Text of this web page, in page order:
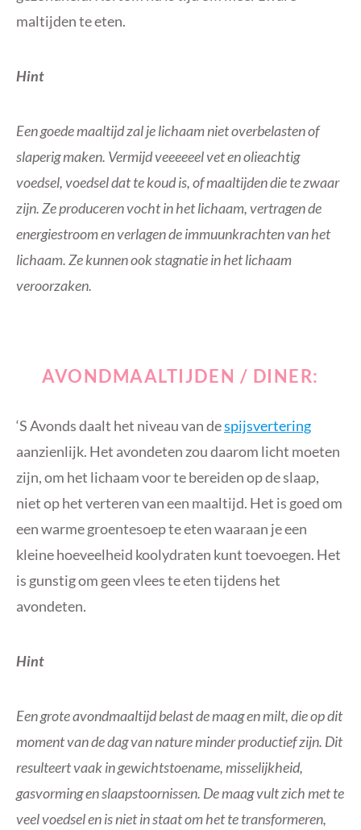
maltijden te eten.
Hint
Een goede maaltijd zal je lichaam niet overbelasten of
slaperig maken. Vermijd veeeeeel vet en olieachtig
voedsel, voedsel dat te koud is, of maaltijden die te zwaar
zijn. Ze produceren vocht in het lichaam, vertragen de
energiestroom en verlagen de immuunkrachten van het
lichaam. Ze kunnen ook stagnatie in het lichaam
veroorzaken.
AVONDMAALTIJDEN / DINER:
‘S Avonds daalt het niveau van despijsvertering
aanzienlijk. Het avondeten zou daarom licht moeten
zijn, om het lichaam voor te bereiden op de slaap,
niet op het verteren van een maaltijd. Het is goed om
een ​​warme groentesoep te eten waaraan je een
kleine hoeveelheid koolydraten kunt toevoegen. Het
is gunstig om geen vlees te eten tijdens het
avondeten.
Hint
Een grote avondmaaltijd belast de maag en milt, die op dit
moment van de dag van nature minder productief zijn. Dit
resulteert vaak in gewichtstoename, misselijkheid,
gasvorming en slaapstoornissen. De maag vult zich met te
veel voedsel en is niet in staat om het te transformeren,